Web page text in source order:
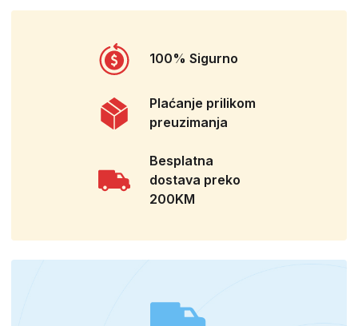
100% Sigurno
Plaćanje prilikom
preuzimanja
Besplatna
dostava preko
200KM